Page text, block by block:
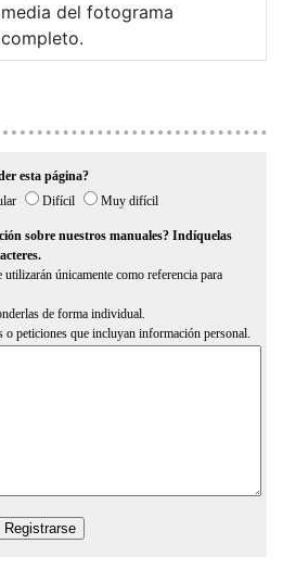
media del fotograma
completo.